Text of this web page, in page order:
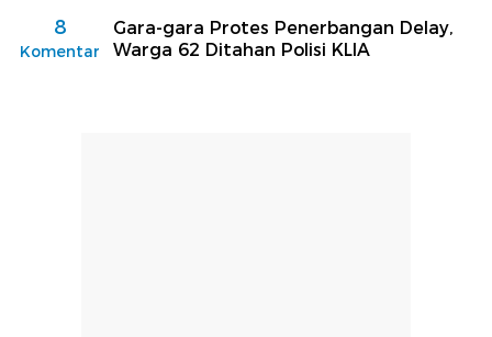
8
Komentar
Gara-gara Protes Penerbangan Delay,
Warga 62 Ditahan Polisi KLIA